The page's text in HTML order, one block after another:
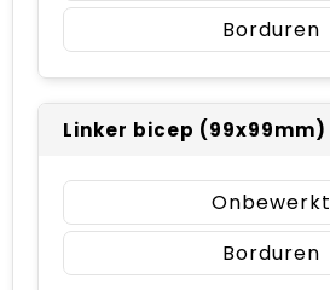
Borduren
Linker bicep (99x99mm)
Onbewerkt
Borduren